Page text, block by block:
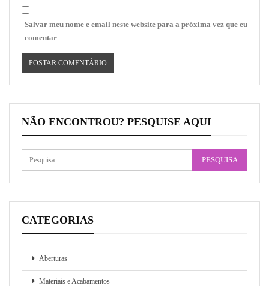
Salvar meu nome e email neste website para a próxima vez que eu
comentar
NÃO ENCONTROU? PESQUISE AQUI
CATEGORIAS
Aberturas
Materiais e Acabamentos